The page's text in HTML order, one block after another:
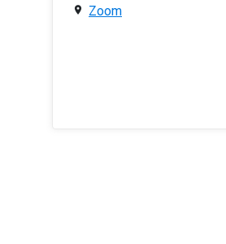
Zoom